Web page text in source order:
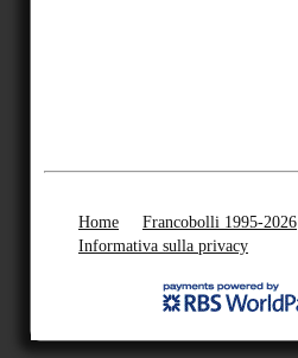
Home Francobolli 1995-2026
Informativa sulla privacy